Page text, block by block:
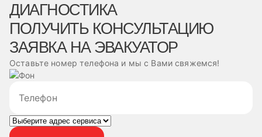
ДИАГНОСТИКА
ПОЛУЧИТЬ КОНСУЛЬТАЦИЮ
ЗАЯВКА НА ЭВАКУАТОР
Оставьте номер телефона и мы с Вами свяжемся!